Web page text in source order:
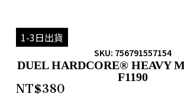
1-3日出貨
SKU: 756791557154
DUEL HARDCORE® HEAVY
F1190
NT$380